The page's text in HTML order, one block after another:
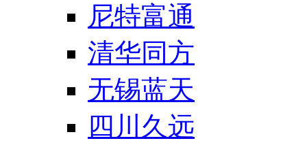
尼特富通
清华同方
无锡蓝天
四川久远